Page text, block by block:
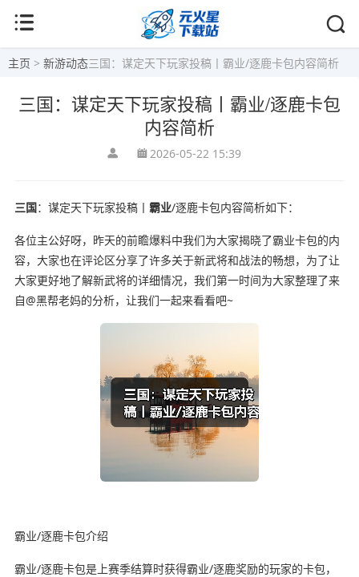
主页 > 新游动态三国：谋定天下玩家投稿丨霸业/逐鹿卡包内容简析
三国：谋定天下玩家投稿丨霸业/逐鹿卡包
内容简析
2026-05-22 15:39
三国：谋定天下玩家投稿丨 霸业/逐鹿卡包内容简析如下：
各位主公好呀，昨天的前瞻爆料中我们为大家揭晓了霸业卡包的内
容，大家也在评论区分享了许多关于新武将和战法的畅想，为了让
大家更好地了解新武将的详细情况，我们第一时间为大家整理了来
自@黑帮老妈的分析，让我们一起来看看吧~
霸业/逐鹿卡包介绍
霸业/逐鹿卡包是上赛季结算时获得霸业/逐鹿奖励的玩家的卡包，